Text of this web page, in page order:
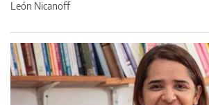
León Nicanoff